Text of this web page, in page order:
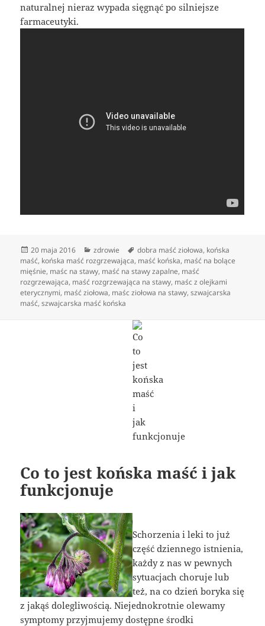
naturalnej nieraz wypada sięgnąć po silniejsze
farmaceutyki.
Data
publikacji
20 maja 2016 Kategorie
zdrowie Tagi
dobra maść ziołowa, końska
maść, końska maść rozgrzewająca, maść końska, maść na bolące
mięśnie, maśc na stawy, maść na stawy zapalne, maść
rozgrzewająca, maść rozgrzewająca na stawy, maśc z olejkami
eterycznymi, maść ziołowa, maśc ziołowa na stawy,szwajcarska
maść,szwajcarska maść końska
Co to jest końska maść i jak
funkcjonuje
Schorzenia i leki to już
część dziennego istnienia,
każdy z nas w pewnych
sytuacjach choruje lub
też, na co dzień boryka się
z jakąś dolegliwością. Niejednokrotnie olewamy
symptomy przyjmujemy dostępne środki